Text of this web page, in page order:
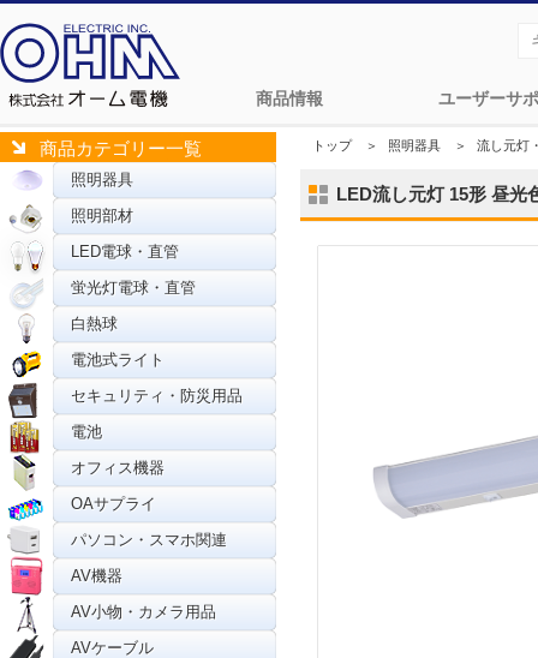
商品情報 ユーザーサ
商品カテゴリー一覧
照明器具
照明部材
LED電球・直管
蛍光灯電球・直管
白熱球
電池式ライト
セキュリティ・防災用品
電池
オフィス機器
OAサプライ
パソコン・スマホ関連
AV機器
AV小物・カメラ用品
AVケーブル
トップ＞ 照明器具 ＞ 流し元灯
LED流し元灯 15形 昼光